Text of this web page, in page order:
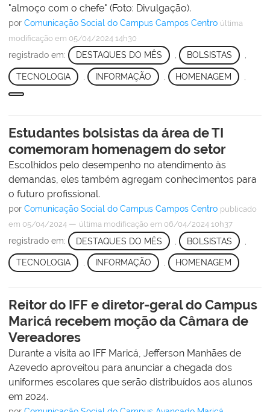
"almoço com o chefe" (Foto: Divulgação).
por Comunicação Social do Campus Campos Centro última
modificação em 05/04/2024 14h30
registrado em: DESTAQUES DO MÊS BOLSISTAS
TECNOLOGIA INFORMAÇÃO HOMENAGEM
Estudantes bolsistas da área de TI
comemoram homenagem do setor
Escolhidos pelo desempenho no atendimento às
demandas, eles também agregam conhecimentos para
o futuro profissional.
por Comunicação Social do Campus Campos Centro publicado
em 05/04/2024 — última modificação em 06/04/2024 10h37
registrado em: DESTAQUES DO MÊS BOLSISTAS
TECNOLOGIA , INFORMAÇÃO , HOMENAGEM
Reitor do IFF e diretor-geral do Campus
Maricá recebem moção da Câmara de
Vereadores
Durante a visita ao IFF Maricá, Jefferson Manhães de
Azevedo aproveitou para anunciar a chegada dos
uniformes escolares que serão distribuídos aos alunos
em 2024.